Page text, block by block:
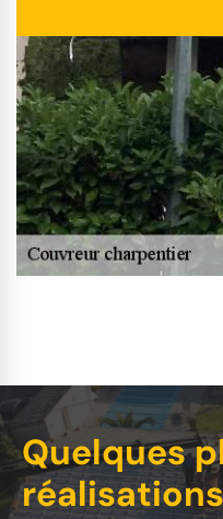
Quelques
réalisations